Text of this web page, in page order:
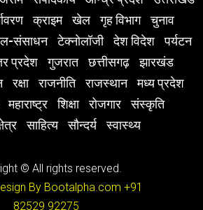
क्राइम खेल गृह विभाग
चुनाव
संसाधन टेक्नोलॉजी देश विदेश
पर्यटन
प्रदेश गुजरात छत्तीसगढ़
झारखंड
रक्षा राजनीति राजस्थान
मध्य प्रदेश
महाराष्ट्र शिक्षा रोजगार
संस्कृति
साहित्य सौन्दर्य स्वास्थ्य
© All rights reserved.
By Bootalpha.com +91
82529 92275